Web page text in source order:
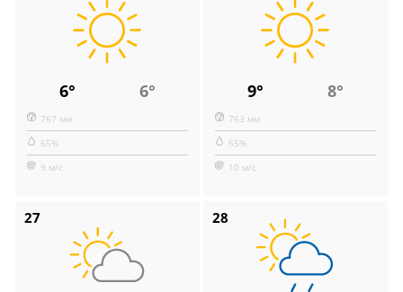
6° 6°
767 мм
65%
9 м/с
9° 8°
763 мм
65%
10 м/с
27 28